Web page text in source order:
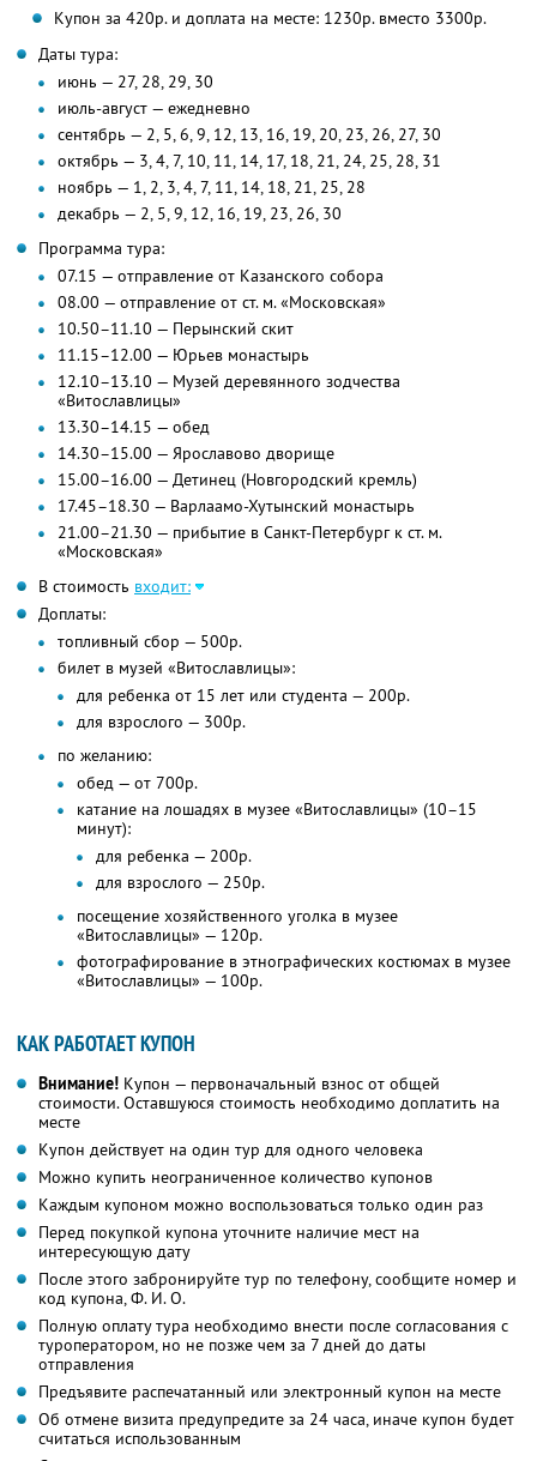
Купон за 420р. и доплата на месте: 1230р. вместо 3300р.
Даты тура:
июнь — 27, 28, 29, 30
июль-август — ежедневно
сентябрь — 2, 5, 6, 9, 12, 13, 16, 19, 20, 23, 26, 27, 30
октябрь — 3, 4, 7, 10, 11, 14, 17, 18, 21, 24, 25, 28, 31
ноябрь — 1, 2, 3, 4, 7, 11, 14, 18, 21, 25, 28
декабрь — 2, 5, 9, 12, 16, 19, 23, 26, 30
Программа тура:
07.15 — отправление от Казанского собора
08.00 — отправление от ст. м. «Московская»
10.50–11.10 — Перынский скит
11.15–12.00 — Юрьев монастырь
12.10–13.10 — Музей деревянного зодчества
«Витославлицы»
13.30–14.15 — обед
14.30–15.00 — Ярославово дворище
15.00–16.00 — Детинец (Новгородский кремль)
17.45–18.30 — Варлаамо-Хутынский монастырь
21.00–21.30 — прибытие в Санкт-Петербург к ст. м.
«Московская»
В стоимость входит:
Доплаты:
топливный сбор — 500р.
билет в музей «Витославлицы»:
для ребенка от 15 лет или студента — 200р.
для взрослого — 300р.
по желанию:
обед — от 700р.
катание на лошадях в музее «Витославлицы» (10–15
минут):
для ребенка — 200р.
для взрослого — 250р.
посещение хозяйственного уголка в музее
«Витославлицы» — 120р.
фотографирование в этнографических костюмах в музее
«Витославлицы» — 100р.
КАК РАБОТАЕТ КУПОН
Внимание! Купон — первоначальный взнос от общей
стоимости. Оставшуюся стоимость необходимо доплатить на
месте
Купон действует на один тур для одного человека
Можно купить неограниченное количество купонов
Каждым купоном можно воспользоваться только один раз
Перед покупкой купона уточните наличие мест на
интересующую дату
После этого забронируйте тур по телефону, сообщите номер и
код купона,Ф. И. О.
Полную оплату тура необходимо внести после согласования с
туроператором, но не позже чем за 7 дней до даты
отправления
Предъявите распечатанный или электронный купон на месте
Об отмене визита предупредите за 24 часа, иначе купон будет
считаться использованным